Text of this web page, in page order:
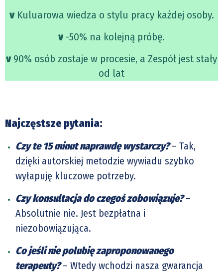
νKuluarowa wiedza o stylu pracy każdej osoby.
ν-50% na kolejną próbę.
ν90% osób zostaje w procesie, a Zespół jest stały
od lat
Najczęstsze pytania:
Czy te 15 minut naprawdę wystarczy?– Tak,
dzięki autorskiej metodzie wywiadu szybko
wyłapuję kluczowe potrzeby.
Czy konsultacja do czegoś zobowiązuje?–
Absolutnie nie. Jest bezpłatna i
niezobowiązująca.
Co jeśli nie polubię zaproponowanego
terapeuty?– Wtedy wchodzi nasza gwarancja